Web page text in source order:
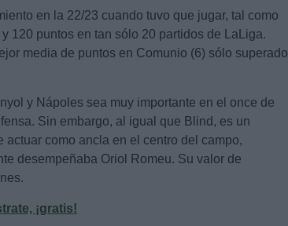
en la 22/23 cuando tuvo que jugar, tal como
120 puntos en tan sólo 20 partidos de LaLiga.
media de puntos en Comunio (6) sólo superado
y Nápoles sea muy importante en el once de
Sin embargo, al igual que Blind, es un
como ancla en el centro del campo,
desempeñaba Oriol Romeu. Su valor de
¡gratis!